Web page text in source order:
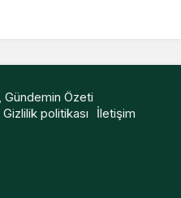
Gündemin Özeti
Gizlilik politikası İletişim